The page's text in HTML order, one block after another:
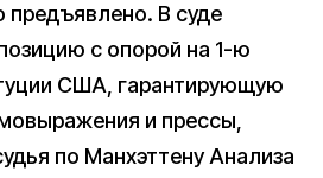
предъявлено. В суде
с опорой на 1-ю
США, гарантирующую
и прессы,
по Манхэттену Анализа